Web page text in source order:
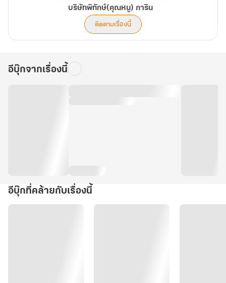
เล่าขาน แต่ตอนนี้สิ่งที่เรียกกันว่า “มังกร” กลับปรากฏตัวต่อหน้าทุกคน
อคินจะยอมรับฝากมังกรนี้หรือไม่ แคปเปอร์จะแก้ไขปัญหาสุดพิศวงนี้
อย่างไร เบลินดาจะอยากผ่าท้องศึกษามังกรในตำนานหรือเปล่า และกา
ที่ยากจะเปิดเผยได้ใน “บริษัทพิทักษ์คุณหนูการิน ภารกิจที่ 3 : ผู้พิทักษ์
บริษัทพิทักษ์(คุณหนู) การิน
ติดตามเรื่องนี้
อีบุ๊กจากเรื่องนี้
อีบุ๊กที่คล้ายกับเรื่องนี้